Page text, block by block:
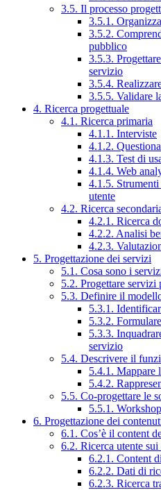
3.5. Il processo
3.5.1.
3.5.2.
pubblico
3.5.3.
servizio
3.5.4.
3.5.5. Validare
4. Ricerca progettuale
4.1. Ricerca primaria
4.1.1. Interviste
4.1.2.
4.1.3. Test di
4.1.4. Web
4.1.5. Strumenti
utente
4.2. Ricerca
4.2.1. Ricerca
4.2.2. Analisi
4.2.3.
5. Progettazione dei servizi
5.1. Cosa sono i
5.2. Progettare
5.3. Definire il
5.3.1.
5.3.2.
5.3.3.
servizio
5.4. Descrivere il
5.4.1. Mappare
5.4.2.
5.5. Co-progettare le
5.5.1.
6. Progettazione dei
6.1. Cos’è il content
6.2. Ricerca utente
6.2.1. Content
6.2.2. Dati di
6.2.3. Ricerca